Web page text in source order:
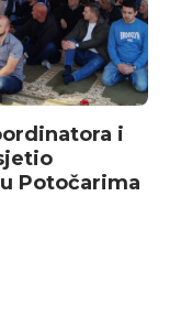
i
Potočarima